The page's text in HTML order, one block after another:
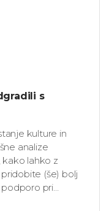
s
kulture in
analize
lahko z
(še) bolj
pri